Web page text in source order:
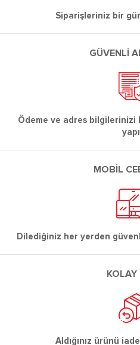
Siparişleriniz bir
GÜVENLİ
Ödeme ve adres bilgilerinizi
MOBİL
Dilediğiniz her yerden
KOLAY
Aldığınız ürünü